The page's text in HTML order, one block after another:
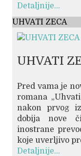
Detaljnije...
UHVATI ZECA
UHVATI
Pred vama je
romana
nakon prvog
dobija nove
inostrane
koje uverljivo
Detaljnije...